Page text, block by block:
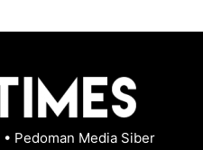
• Pedoman Media Siber